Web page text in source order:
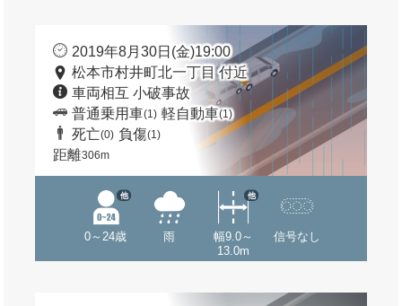
2019年8月30日(金)19:00
松本市村井町北一丁目 付近
車両相互 小破事故
普通乗用車(1) 軽自動車(1)
死亡(0) 負傷(1)
距離306m
0～24歳
他
雨
幅9.0～
13.0m
他
信号なし